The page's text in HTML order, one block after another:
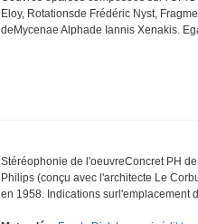
Eloy, Rotationsde Frédéric Nyst,
deMycenae Alphade Iannis Xenakis.
Stéréophonie de l'oeuvreConcret PH
Philips (conçu avec l'architecte Le
en 1958. Indications surl'emplacement